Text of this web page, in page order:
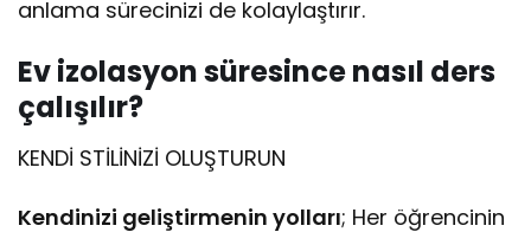
anlama sürecinizi de kolaylaştırır.
Ev izolasyon süresince nasıl ders
çalışılır?
KENDİ STİLİNİZİ OLUŞTURUN
Kendinizi geliştirmenin yolları; Her öğrencinin